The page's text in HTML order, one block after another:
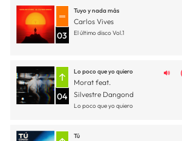
03
Tuyo y nada más
Carlos Vives
El último disco Vol.1
04
Lo poco que yo quiero
Morat feat.
Silvestre Dangond
Lo poco que yo quiero
Tú